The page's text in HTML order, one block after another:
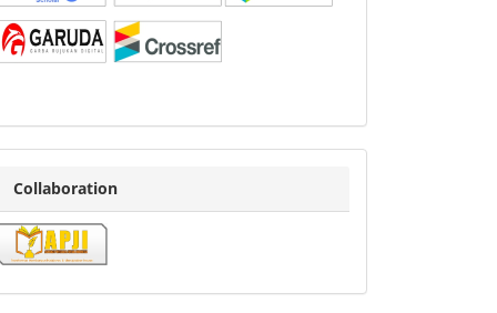
COLLABORATION
Collaboration